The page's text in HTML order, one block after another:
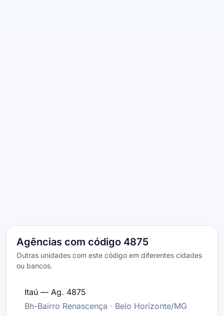
Agências com código 4875
Outras unidades com este código em diferentes cidades
ou bancos.
Itaú — Ag. 4875
Bh-Bairro Renascença · Belo Horizonte/MG